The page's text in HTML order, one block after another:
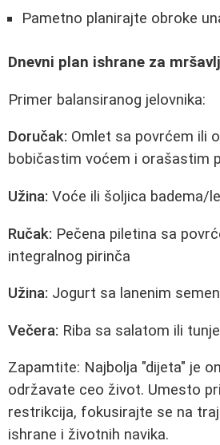
Pametno planirajte obroke
Dnevni plan ishrane za
Primer balansiranog jelovnika:
Doručak: Omlet sa povrćem ili
bobičastim voćem i orašastim
Užina: Voće ili šoljica badema/
Ručak: Pečena piletina sa
integralnog pirinča
Užina: Jogurt sa lanenim
Večera: Riba sa salatom ili
Zapamtite: Najbolja "dijeta" je
održavate ceo život. Umesto
restrikcija, fokusirajte se na
ishrane i životnih navika.